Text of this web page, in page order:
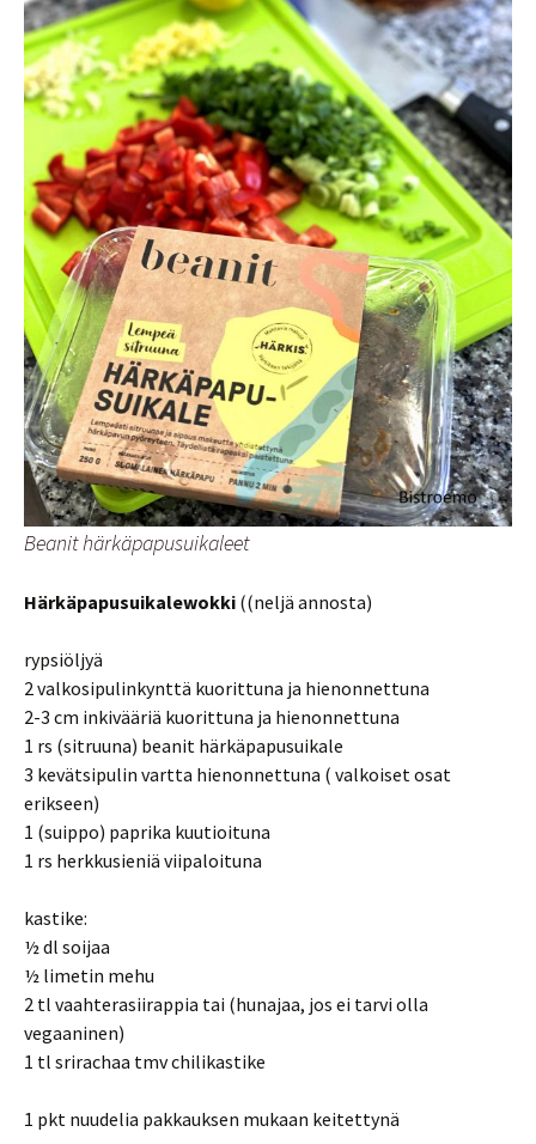
Beanit härkäpapusuikaleet
Härkäpapusuikalewokki ((neljä annosta)
rypsiöljyä
2 valkosipulinkynttä kuorittuna ja hienonnettuna
2-3 cm inkivääriä kuorittuna ja hienonnettuna
1 rs (sitruuna) beanit härkäpapusuikale
3 kevätsipulin vartta hienonnettuna ( valkoiset osat
erikseen)
1 (suippo) paprika kuutioituna
1 rs herkkusieniä viipaloituna
kastike:
½ dl soijaa
½ limetin mehu
2 tl vaahterasiirappia tai (hunajaa, jos ei tarvi olla
vegaaninen)
1 tl srirachaa tmv chilikastike
1 pkt nuudelia pakkauksen mukaan keitettynä